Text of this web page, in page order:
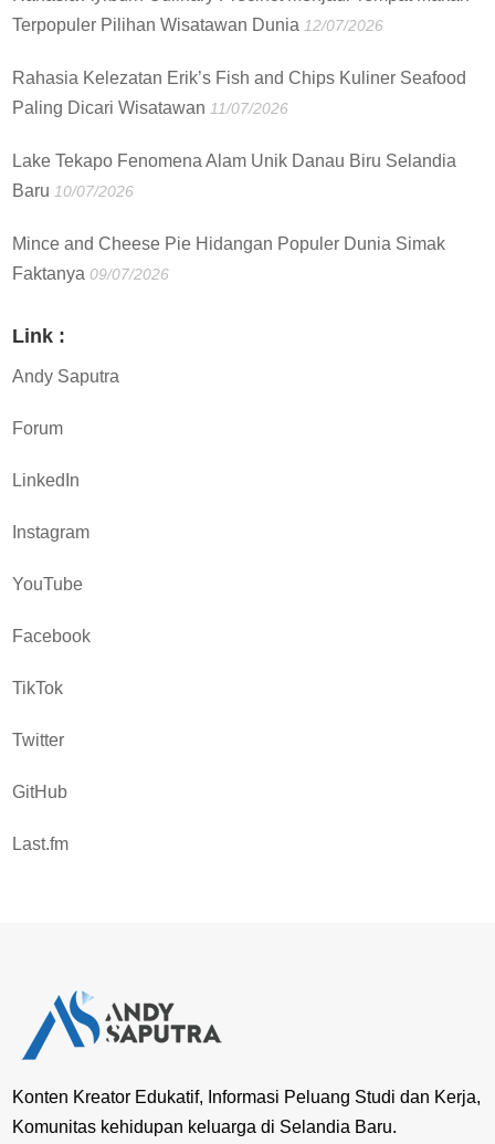
Terpopuler Pilihan Wisatawan Dunia 12/07/2026
Rahasia Kelezatan Erik’s Fish and Chips Kuliner Seafood
Paling Dicari Wisatawan 11/07/2026
Lake Tekapo Fenomena Alam Unik Danau Biru Selandia
Baru 10/07/2026
Mince and Cheese Pie Hidangan Populer Dunia Simak
Faktanya 09/07/2026
Link :
Andy Saputra
Forum
LinkedIn
Instagram
YouTube
Facebook
TikTok
Twitter
GitHub
Last.fm
Konten Kreator Edukatif, Informasi Peluang Studi dan Kerja,
Komunitas kehidupan keluarga di Selandia Baru.